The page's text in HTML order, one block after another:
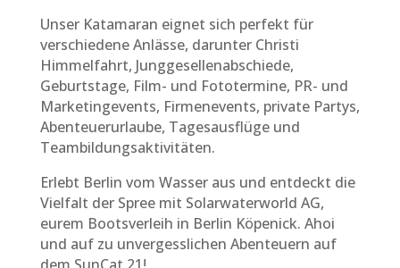
Unser Katamaran eignet sich perfekt für
verschiedene Anlässe, darunter Christi
Himmelfahrt, Junggesellenabschiede,
Geburtstage, Film- und Fototermine, PR- und
Marketingevents, Firmenevents, private Partys,
Abenteuerurlaube, Tagesausflüge und
Teambildungsaktivitäten.
Erlebt Berlin vom Wasser aus und entdeckt die
Vielfalt der Spree mit Solarwaterworld AG,
eurem Bootsverleih in Berlin Köpenick. Ahoi
und auf zu unvergesslichen Abenteuern auf